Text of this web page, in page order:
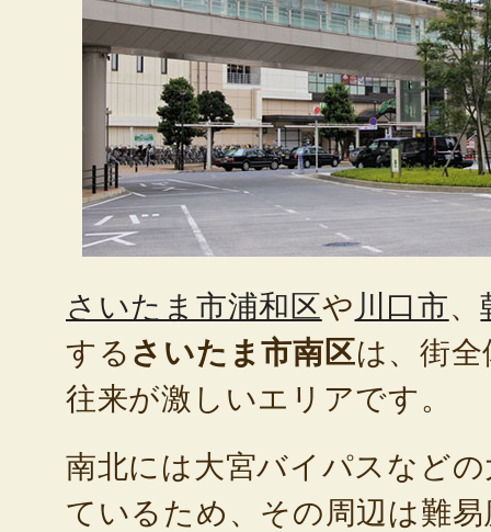
さいたま市浦和区や 川口市、
する さいたま市南区は、街
往来が激しいエリアです。
南北には大宮バイパスなど
ているため、その周辺は難